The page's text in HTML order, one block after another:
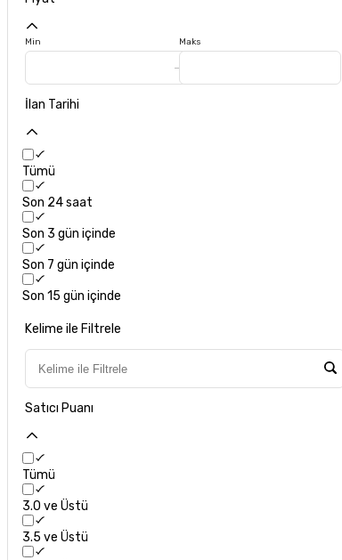
Min Maks
İlan Tarihi
Tümü
Son 24 saat
Son 3 gün içinde
Son 7 gün içinde
Son 15 gün içinde
Kelime ile Filtrele
Satıcı Puanı
Tümü
3.0 ve Üstü
3.5 ve Üstü